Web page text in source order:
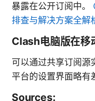
暴露在公开订阅中。
排查与解决方案全解
Clash电脑版在移
可以通过共享订阅源
平台的设置界面略有
Sources: